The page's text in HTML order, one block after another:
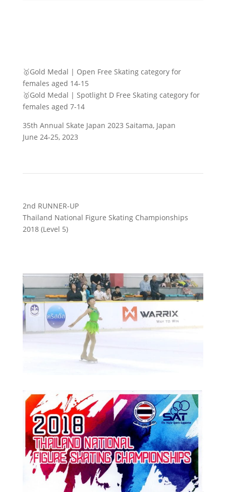
🥇Gold Medal | Open Free Skating category for
females aged 14-15
🥇Gold Medal | Spotlight D Free Skating category for
females aged 7-14
35th Annual Skate Japan 2023 Saitama, Japan
June 24-25, 2023
2nd RUNNER-UP
Thailand National Figure Skating Championships
2018 (Level 5)